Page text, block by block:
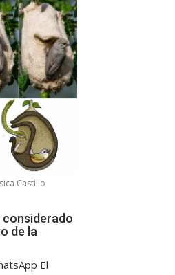
Castillo
de la
El